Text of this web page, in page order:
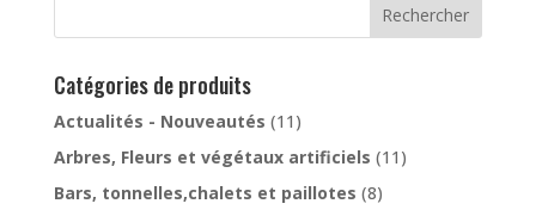
Rechercher
Catégories de produits
Actualités - Nouveautés (11)
Arbres, Fleurs et végétaux artificiels (11)
Bars, tonnelles,chalets et paillotes (8)